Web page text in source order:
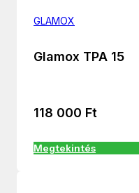
GLAMOX
Glamox TPA 15
118 000 Ft
Megtekintés